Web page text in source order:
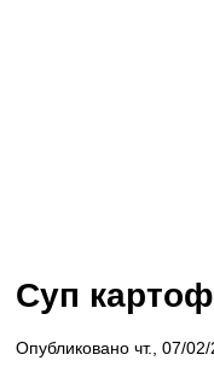
Суп
Опубликовано чт., 07/